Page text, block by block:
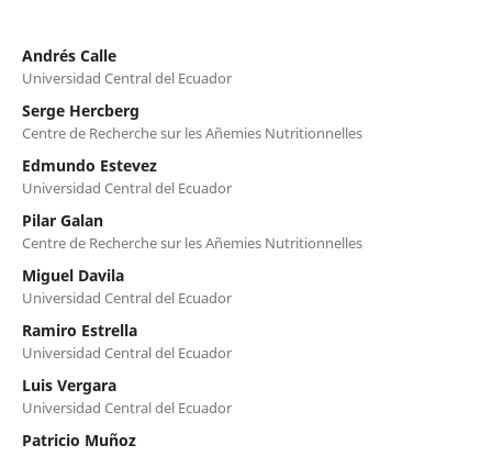
Andrés Calle
Universidad Central del Ecuador
Serge Hercberg
Centre de Recherche sur les Añemies Nutritionnelles
Edmundo Estevez
Universidad Central del Ecuador
Pilar Galan
Centre de Recherche sur les Añemies Nutritionnelles
Miguel Davila
Universidad Central del Ecuador
Ramiro Estrella
Universidad Central del Ecuador
Luis Vergara
Universidad Central del Ecuador
Patricio Muñoz